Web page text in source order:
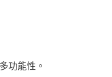
功能性。